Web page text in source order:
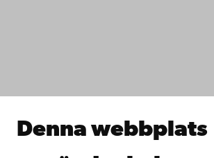
Denna webbplats
Samarbeta med oss
Kontinuerligt lärande